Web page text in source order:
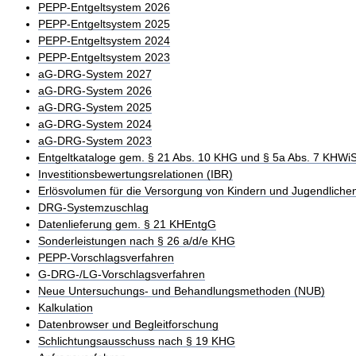
PEPP-Entgeltsystem 2026
PEPP-Entgeltsystem 2025
PEPP-Entgeltsystem 2024
PEPP-Entgeltsystem 2023
aG-DRG-System 2027
aG-DRG-System 2026
aG-DRG-System 2025
aG-DRG-System 2024
aG-DRG-System 2023
Entgeltkataloge gem. § 21 Abs. 10 KHG und § 5a Abs. 7
Investitionsbewertungsrelationen (IBR)
Erlösvolumen für die Versorgung von Kindern und
DRG-Systemzuschlag
Datenlieferung gem. § 21 KHEntgG
Sonderleistungen nach § 26 a/d/e KHG
PEPP-Vorschlagsverfahren
G-DRG-/LG-Vorschlagsverfahren
Neue Untersuchungs- und Behandlungsmethoden (NUB)
Kalkulation
Datenbrowser und Begleitforschung
Schlichtungsausschuss nach § 19 KHG